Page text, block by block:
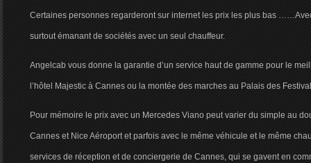
Certaines personnes regarderont sur internet les prix les plus bas
surtout émanant de sociétés avec un seul chauffeur.
Angelcab vous donne la garantie d’un service haut de gamme pour le
l’hôtel Majestic à Cannes ou la montée des marches au Palais des
Pour mémoire le prix avec un Mercedes Viano peut varier du simple au
Cannes et Nice Aéroport et parfois avec le même véhicule et le même
services de réception et de conciergerie de Cannes, qui se gavent en